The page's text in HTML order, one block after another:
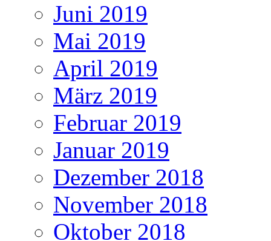
Juni 2019
Mai 2019
April 2019
März 2019
Februar 2019
Januar 2019
Dezember 2018
November 2018
Oktober 2018